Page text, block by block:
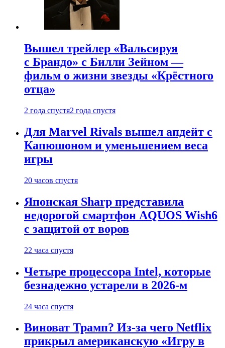
Вышел трейлер «Вальсируя
с Брандо» с Билли Зейном —
фильм о жизни звезды «Крёстного
отца»
2 года спустя2 года спустя
Для Marvel Rivals вышел апдейт с
Капюшоном и уменьшением веса
игры
20 часов спустя
Японская Sharp представила
недорогой смартфон AQUOS Wish6
с защитой от воров
22 часа спустя
Четыре процессора Intel, которые
безнадежно устарели в 2026-м
24 часа спустя
Виноват Трамп? Из-за чего Netflix
прикрыл американскую «Игру в